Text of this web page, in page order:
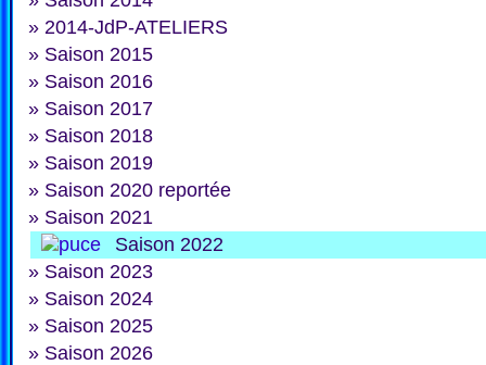
» 2014-JdP-ATELIERS
» Saison 2015
» Saison 2016
» Saison 2017
» Saison 2018
» Saison 2019
» Saison 2020 reportée
» Saison 2021
Saison 2022
» Saison 2023
» Saison 2024
» Saison 2025
» Saison 2026